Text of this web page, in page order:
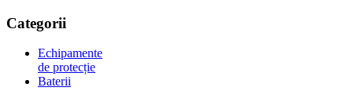
Categorii
Echipamente
de protecție
Baterii